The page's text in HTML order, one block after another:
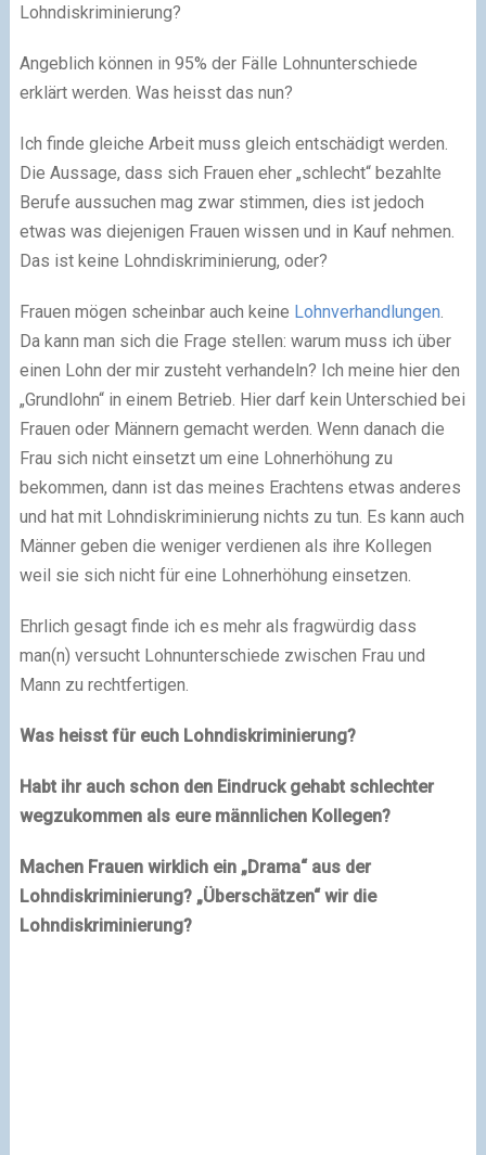
Lohndiskriminierung?
Angeblich können in 95% der Fälle Lohnunterschiede
erklärt werden. Was heisst das nun?
Ich finde gleiche Arbeit muss gleich entschädigt werden.
Die Aussage, dass sich Frauen eher „schlecht“ bezahlte
Berufe aussuchen mag zwar stimmen, dies ist jedoch
etwas was diejenigen Frauen wissen und in Kauf nehmen.
Das ist keine Lohndiskriminierung, oder?
Frauen mögen scheinbar auch keine Lohnverhandlungen
Da kann man sich die Frage stellen: warum muss ich über
einen Lohn der mir zusteht verhandeln? Ich meine hier den
„Grundlohn“ in einem Betrieb. Hier darf kein Unterschied bei
Frauen oder Männern gemacht werden. Wenn danach die
Frau sich nicht einsetzt um eine Lohnerhöhung zu
bekommen, dann ist das meines Erachtens etwas anderes
und hat mit Lohndiskriminierung nichts zu tun. Es kann auch
Männer geben die weniger verdienen als ihre Kollegen
weil sie sich nicht für eine Lohnerhöhung einsetzen.
Ehrlich gesagt finde ich es mehr als fragwürdig dass
man(n) versucht Lohnunterschiede zwischen Frau und
Mann zu rechtfertigen.
Was heisst für euch Lohndiskriminierung?
Habt ihr auch schon den Eindruck gehabt schlechter
wegzukommen als eure männlichen Kollegen?
Machen Frauen wirklich ein „Drama“ aus der
Lohndiskriminierung? „Überschätzen“ wir die
Lohndiskriminierung?